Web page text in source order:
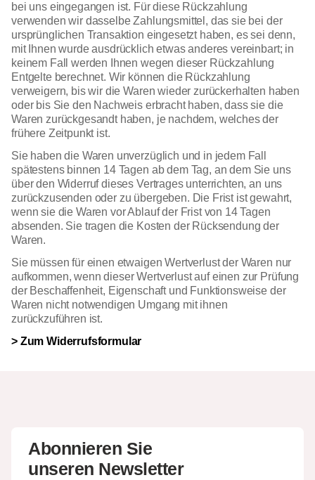
bei uns eingegangen ist. Für diese Rückzahlung
verwenden wir dasselbe Zahlungsmittel, das sie bei der
ursprünglichen Transaktion eingesetzt haben, es sei denn,
mit Ihnen wurde ausdrücklich etwas anderes vereinbart; in
keinem Fall werden Ihnen wegen dieser Rückzahlung
Entgelte berechnet. Wir können die Rückzahlung
verweigern, bis wir die Waren wieder zurückerhalten haben
oder bis Sie den Nachweis erbracht haben, dass sie die
Waren zurückgesandt haben, je nachdem, welches der
frühere Zeitpunkt ist.
Sie haben die Waren unverzüglich und in jedem Fall
spätestens binnen 14 Tagen ab dem Tag, an dem Sie uns
über den Widerruf dieses Vertrages unterrichten, an uns
zurückzusenden oder zu übergeben. Die Frist ist gewahrt,
wenn sie die Waren vor Ablauf der Frist von 14 Tagen
absenden. Sie tragen die Kosten der Rücksendung der
Waren.
Sie müssen für einen etwaigen Wertverlust der Waren nur
aufkommen, wenn dieser Wertverlust auf einen zur Prüfung
der Beschaffenheit, Eigenschaft und Funktionsweise der
Waren nicht notwendigen Umgang mit ihnen
zurückzuführen ist.
> Zum Widerrufsformular
Abonnieren Sie
unseren Newsletter